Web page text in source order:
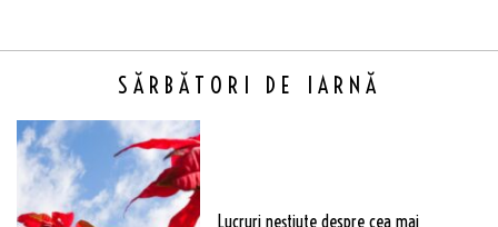
SĂRBĂTORI DE IARNĂ
Lucruri neștiute despre cea mai